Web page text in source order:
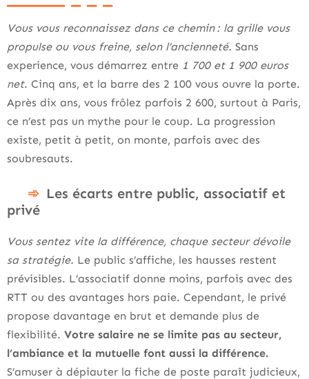
Vous vous reconnaissez dans ce chemin : la grille vous
propulse ou vous freine, selon l’ancienneté. Sans
experience, vous démarrez entre 1 700 et 1 900 euros
net. Cinq ans, et la barre des 2 100 vous ouvre la porte.
Après dix ans, vous frôlez parfois 2 600, surtout à Paris,
ce n’est pas un mythe pour le coup. La progression
existe, petit à petit, on monte, parfois avec des
soubresauts.
Les écarts entre public, associatif et
privé
Vous sentez vite la différence, chaque secteur dévoile
sa stratégie. Le public s’affiche, les hausses restent
prévisibles. L’associatif donne moins, parfois avec des
RTT ou des avantages hors paie. Cependant, le privé
propose davantage en brut et demande plus de
flexibilité. Votre salaire ne se limite pas au secteur,
l’ambiance et la mutuelle font aussi la différence.
S’amuser à dépiauter la fiche de poste paraît judicieux,